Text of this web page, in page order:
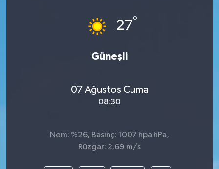
27°
Güneşli
07 Ağustos Cuma
08:30
Nem: %26, Basınç: 1007 hpa hPa,
Rüzgar: 2.69 m/s